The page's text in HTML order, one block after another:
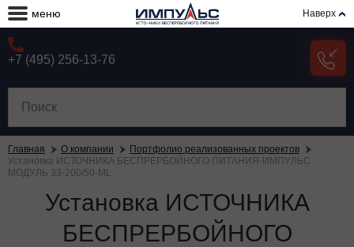
меню Наверх
+7 (495) 256-13-76
Главная О компании
Портфолио реализованных проектов
Установка ИСТОЧНИКА БЕСПРЕРБОЙНОГО ПИТАНИЯ-ИМПУЛЬС
МОДУЛЬ 33-200/50-ML
Установка ИСТОЧНИКА
БЕСПРЕРБОЙНОГО